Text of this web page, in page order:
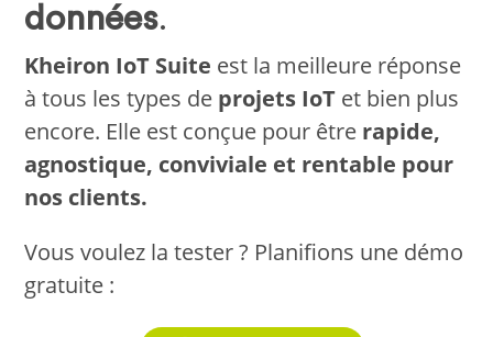
données.
Kheiron IoT Suite est la meilleure réponse
à tous les types de projets IoT et bien plus
encore. Elle est conçue pour être rapide,
agnostique, conviviale et rentable pour
nos clients.
Vous voulez la tester ? Planifions une démo
gratuite :